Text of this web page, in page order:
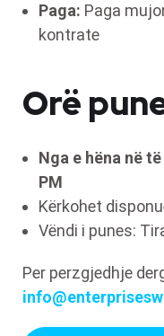
Paga: Paga
kontrate
Orë
Nga e hëna në
PM
Kërkohet
Vëndi i punes:
Per perzgjedhje